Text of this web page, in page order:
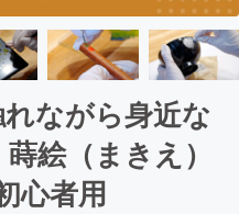
ながら身近な
絵（まきえ）
心者用